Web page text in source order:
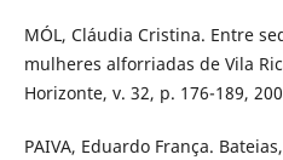
MÓL, Cláudia Cristina. Entre
mulheres alforriadas de Vila
Horizonte, v. 32, p. 176-189,
PAIVA, Eduardo França.